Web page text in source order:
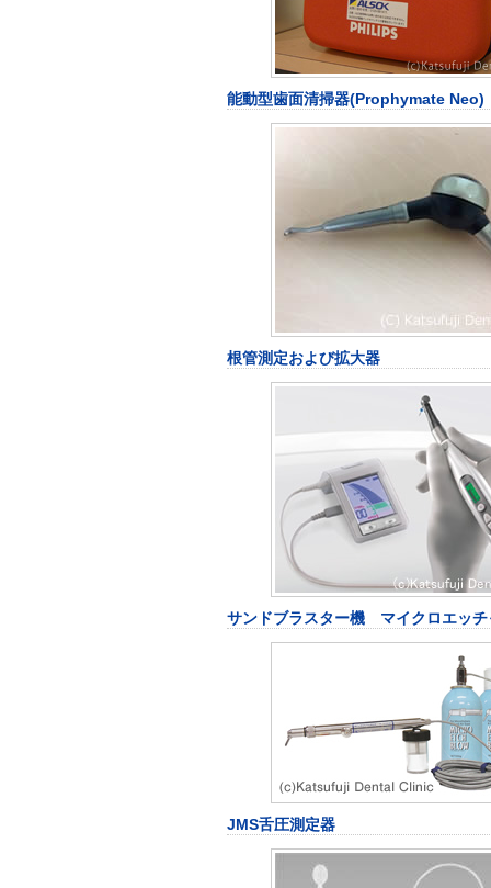
能動型歯面清掃器(Prophymate Neo)
根管測定および拡大器
サンドブラスター機 マイクロエッ
JMS舌圧測定器